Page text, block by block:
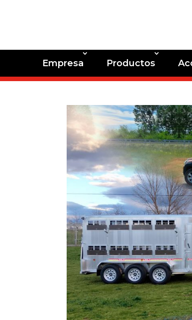
Empresa Productos